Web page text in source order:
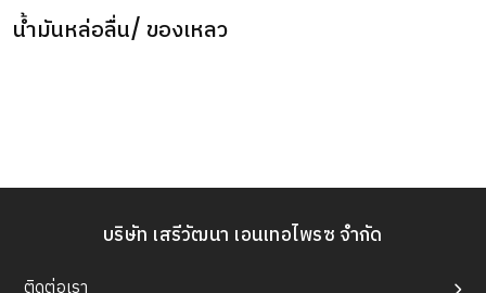
น้ำมันหล่อลื่น/ ของเหลว
บริษัท เสรีวัฒนา เอนเทอไพรซ จำกัด
ติดต่อเรา